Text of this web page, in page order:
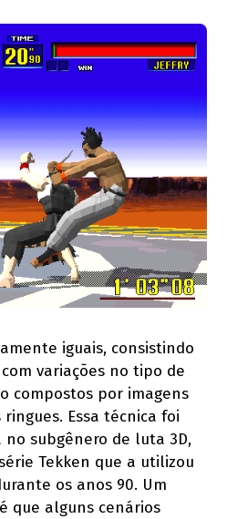
iguais, consistindo
variações no tipo de
compostos por imagens
Essa técnica foi
subgênero de luta 3D,
Tekken que a utilizou
os anos 90. Um
que alguns cenários